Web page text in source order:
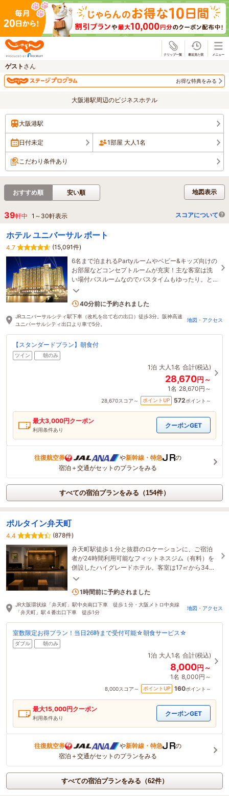
ゲスト さん
お得な特典をみる
大阪港駅周辺のビジネスホテル
大阪港駅
日付未定 1部屋 大人1名
こだわり条件あり
地図表示
おすすめ順 安い順
39軒中 1 ～ 30軒表示 スコアについて
ホテル ユニバーサル ポート
4.7
(15,091件)
6名まで泊まれるPartyルームやベビー&キッズ向けの
お部屋などコンセプトルームが充実！主な客室は洗
い場付バスルームなのでバスタイムもゆったり。と
びきりの笑顔に出会えるエンターテイメントホテ
2名がこの宿を見ています
40分前に予約されました
JRユニバーサルシティ駅下車（改札を出て右の出口）徒歩3分。阪神高速
ユニバーサルシティ出口より車で5分。
地図・アクセス
【スタンダードプラン】朝食付
ツイン 朝のみ
1泊 大人1名 合計(税込)
28,670円～
1名 28,670円～
28,670スコア～ ポイントUP 572ポイント～
最大3,000円クーポン
利用条件あり
クーポンGET
往復航空券 や新幹線・特急
の
宿泊＋交通がセットのプランをみる
すべての宿泊プランをみる（154件）
ポルタイン弁天町
4.4
(878件)
弁天町駅徒歩１分と抜群のロケーションに、ご宿泊
者が24時間利用可能なフィットネスジム（有料）を
併設したハイグレードホテル。客室は17㎡から34㎡
までとゆったりお過ごしいただけます。※全館禁煙
2名がこの宿を見ています
1時間前に予約されました
JR大阪環状線「弁天町」駅中央南口下車 徒歩１分・大阪メトロ中央線
「弁天町」駅４番出口下車 徒歩1分
地図・アクセス
室数限定お得プラン！当日26時まで受付可能☆朝食サービス☆
ダブル 朝のみ
1泊 大人1名 合計(税込)
8,000円～
1名 8,000円～
8,000スコア～ ポイントUP 160ポイント～
最大15,000円クーポン
利用条件あり
クーポンGET
往復航空券 や新幹線・特急
の
宿泊＋交通がセットのプランをみる
すべての宿泊プランをみる（62件）